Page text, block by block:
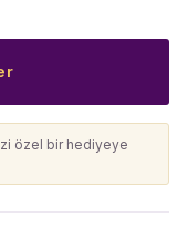
özel bir hediyeye